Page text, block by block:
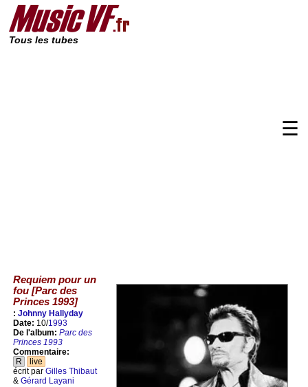
Tous les tubes
☰
Requiem pour un
fou [Parc des
Princes 1993]
: Johnny Hallyday
Date: 10/1993
De l'album: Parc des
Princes 1993
Commentaire:
R
live
écrit par Gilles Thibaut
& Gérard Layani